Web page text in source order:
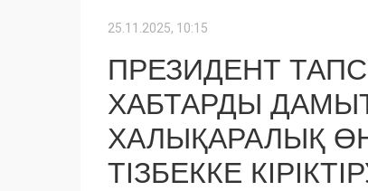
25.11.2025, 10:15
ПРЕЗИДЕНТ
ХАБТАРДЫ
ХАЛЫҚАРАЛЫҚ
ТІЗБЕККЕ